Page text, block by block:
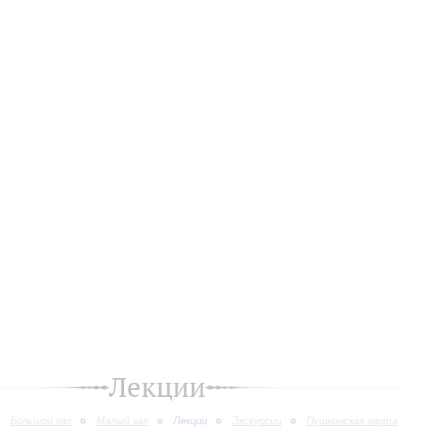
Лекции
Большой зал Малый зал Лекции Экскурсии Пушкинская карта